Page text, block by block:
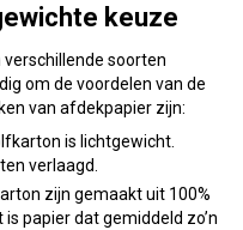
keuze
soorten
om de voordelen van de
van afdekpapier zijn:
is lichtgewicht.
verlaagd.
zijn gemaakt uit 100%
papier dat gemiddeld zo’n